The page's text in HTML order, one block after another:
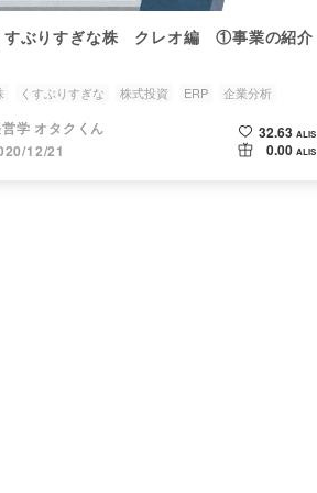
すぶりすぎな株 クレオ編 ①事業の紹介
くすぶりすぎな 株式投資 ERP 企業分析
学 オタクくん
12/21
32.63 ALIS
0.00 ALIS